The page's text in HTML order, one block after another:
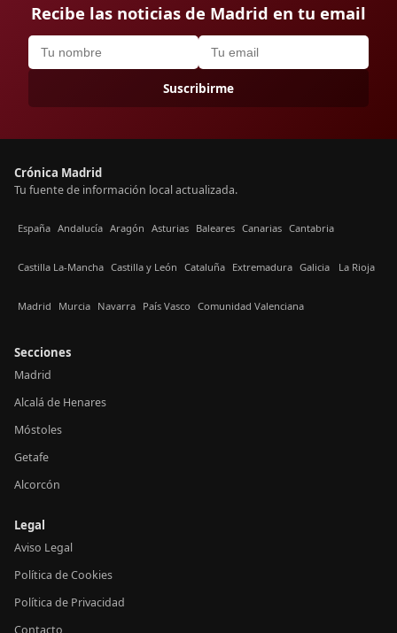
Recibe las noticias de Madrid en tu email
Suscribirme
Crónica Madrid
Tu fuente de información local actualizada.
España Andalucía Aragón Asturias Baleares Canarias Cantabria
Castilla La-Mancha Castilla y León Cataluña Extremadura Galicia La Rioja
Madrid Murcia Navarra País Vasco Comunidad Valenciana
Secciones
Madrid
Alcalá de Henares
Móstoles
Getafe
Alcorcón
Legal
Aviso Legal
Política de Cookies
Política de Privacidad
Contacto